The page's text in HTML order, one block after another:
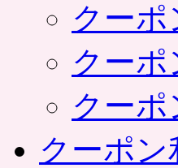
クー
クー
クー
クーポン